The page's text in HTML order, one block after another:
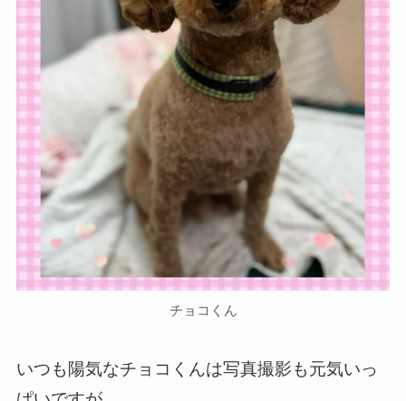
チョコくん
いつも陽気なチョコくんは写真撮影も元気いっ